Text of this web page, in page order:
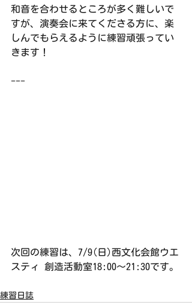
和音を合わせるところが多く難しいで
すが、演奏会に来てくださる方に、楽
しんでもらえるように練習頑張ってい
きます！
---
次回の練習は、7/9(日)西文化会館ウエ
スティ 創造活動室18:00〜21:30です。
練習日誌